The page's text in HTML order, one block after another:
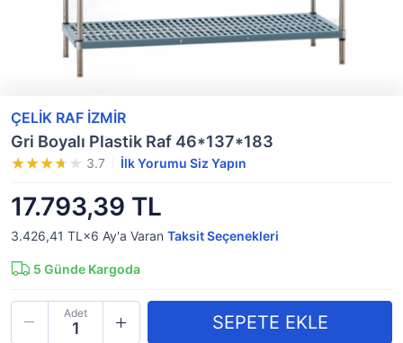
ÇELİK RAF İZMİR
Gri Boyalı Plastik Raf 46*137*183
3.7 İlk Yorumu Siz Yapın
17.793,39 TL
3.426,41 TL×6 Ay'a Varan Taksit Seçenekleri
5 Günde Kargoda
Adet